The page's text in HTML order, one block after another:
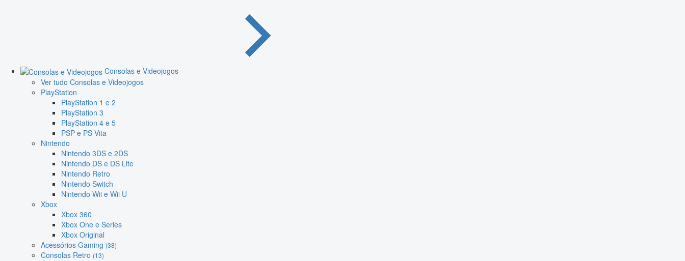
Consolas e Videojogos
Ver tudo Consolas e Videojogos
PlayStation
PlayStation 1 e 2
PlayStation 3
PlayStation 4 e 5
PSP e PS Vita
Nintendo
Nintendo 3DS e 2DS
Nintendo DS e DS Lite
Nintendo Retro
Nintendo Switch
Nintendo Wii e Wii U
Xbox
Xbox 360
Xbox One e Series
Xbox Original
Acessórios Gaming (38)
Consolas Retro (13)